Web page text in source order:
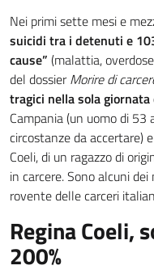
Nei primi sette mesi e
suicidi tra i detenuti e
cause” (malattia,
del dossierMorire di
tragici nella sola
Campania (un uomo di 53
circostanze da accertare)
Coeli, di un ragazzo di
in carcere. Sono alcuni
rovente delle carceri
Regina Coeli,
200%